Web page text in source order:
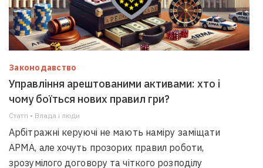
Законодавство
Управління арештованими активами: хто і
чому боїться нових правил гри?
Статті • Влада i люди
Арбітражні керуючі не мають наміру заміщати
АРМА, але хочуть прозорих правил роботи,
зрозумілого договору та чіткого розподілу